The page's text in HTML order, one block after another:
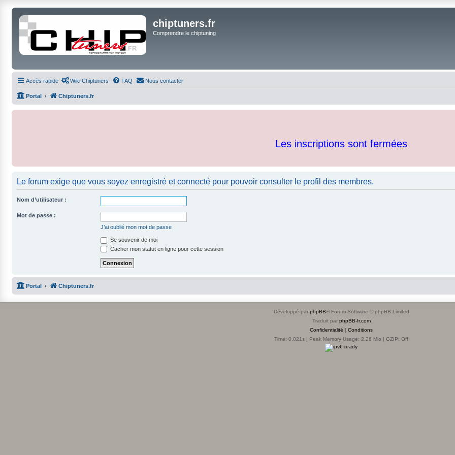
chiptuners.fr
Comprendre le chiptuning
Accès rapide Wiki Chiptuners FAQ Nous contacter
Portal Chiptuners.fr
Les inscriptions sont fermées
Le forum exige que vous soyez enregistré et connecté pour pouvoir consulter le profil des membres.
Nom d’utilisateur :
Mot de passe :
J’ai oublié mon mot de passe
Se souvenir de moi
Cacher mon statut en ligne pour cette session
Portal Chiptuners.fr
Développé par phpBB® Forum Software © phpBB Limited
Traduit par phpBB-fr.com
Confidentialité | Conditions
Time: 0.021s | Peak Memory Usage: 2.26 Mio | GZIP: Off